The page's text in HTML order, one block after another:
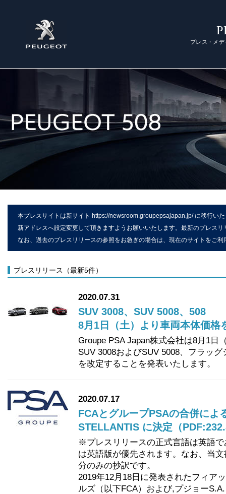
プレス・メ
本プレスサイトは新サイト https://newsroom.groupepsajapan.jp/に移行いた
新アドレスへ設定変更して頂きますようお願いいたします。最新のプレス
なお、過去のプレスリリースの参照をお急ぎの場合は、現在のサイトをご
プレスリリース（最新5件）
2020.07.31
SUV 3008、SUV 5008、508
8月1日（土）より車両本体価格
Groupe PSA Japan株式会社は8月1日
SUV 3008およびSUV 5008、フラッ
を改定することを発表いたします。
2020.07.17
FCAとグループPSAの合併によ
STELLANTIS に決定（
※プレスリリースの正式言語は英語
は英語版が優先されます。なお、当
分のみの抄訳です。
2019年12月18日に発表されたフィア
ルズ（以下FCA）および,プジョー